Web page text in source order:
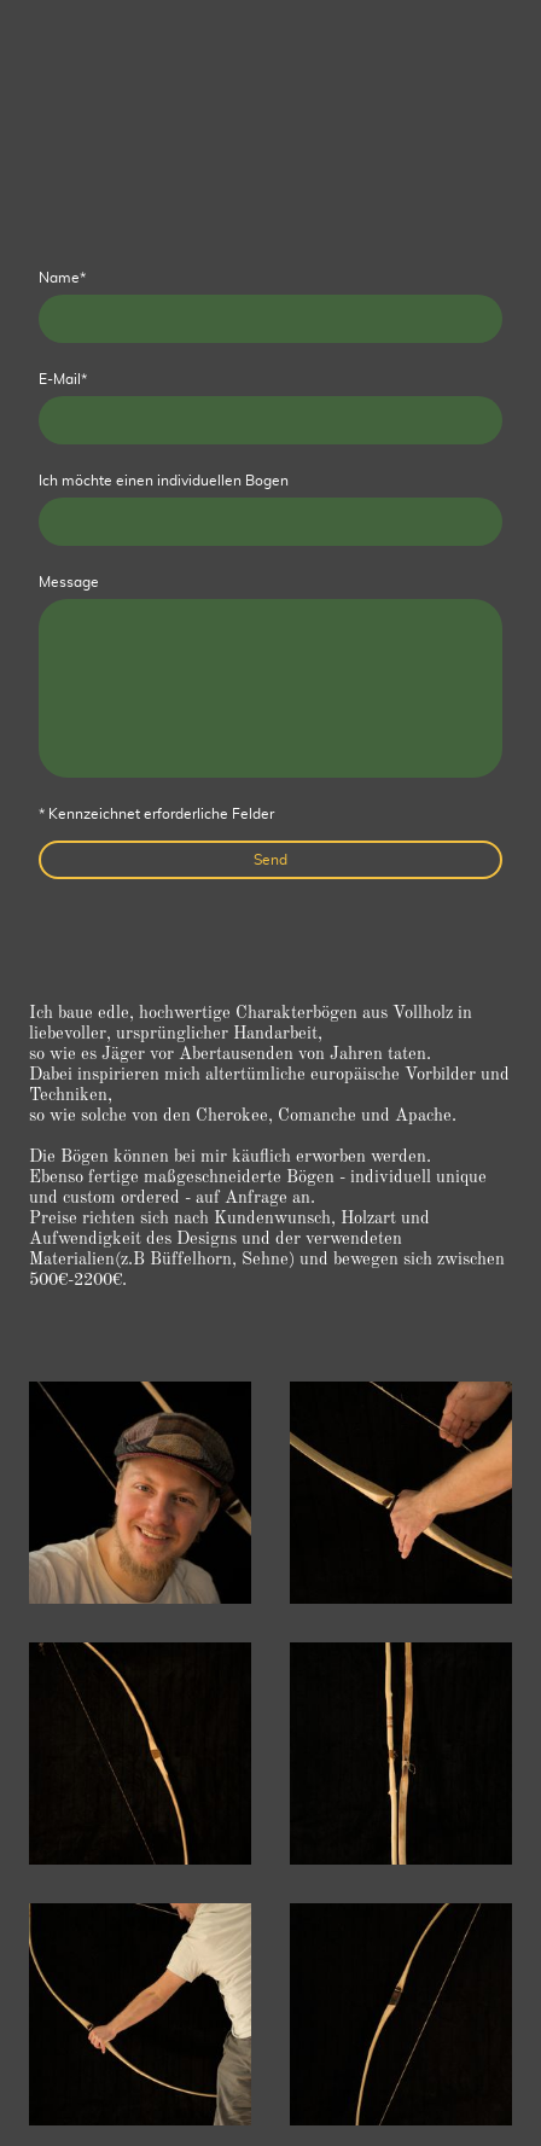
Name*
E-Mail *
Ich möchte einen individuellen Bogen
Message
* Kennzeichnet erforderliche Felder
Send
Ich baue edle, hochwertige Charakterbögen aus Vollholz in
liebevoller, ursprünglicher Handarbeit,
so wie es Jäger vor Abertausenden von Jahren taten.
Dabei inspirieren mich altertümliche europäische Vorbilder und
Techniken,
so wie solche von den Cherokee, Comanche und Apache.
Die Bögen können bei mir käuflich erworben werden.
Ebenso fertige maßgeschneiderte Bögen - individuell unique
und custom ordered - auf Anfrage an.
Preise richten sich nach Kundenwunsch, Holzart und
Aufwendigkeit des Designs und der verwendeten
Materialien(z.B Büffelhorn, Sehne) und bewegen sich zwischen
500€-2200€.